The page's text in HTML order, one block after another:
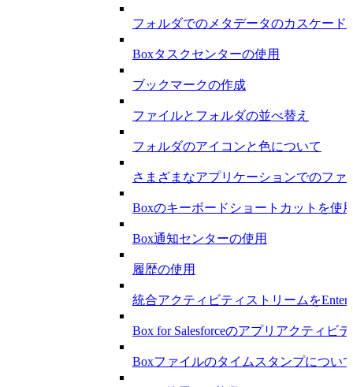
フォルダでのメタデータのカスケード
Boxタスクセンターの使用
ブックマークの作成
ファイルとフォルダの並べ替え
フォルダのアイコンと色について
さまざまなアプリケーションでのフ
Boxのキーボードショートカットを使
Box通知センターの使用
履歴の使用
統合アクティビティストリームを
Box for Salesforceのアプリアクティビ
Boxファイルのタイムスタンプについ